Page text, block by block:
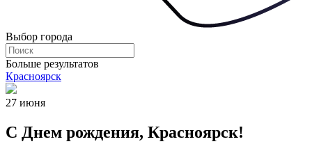
Выбор города
Больше результатов
Красноярск
27 июня
С Днем рождения, Красноярск!